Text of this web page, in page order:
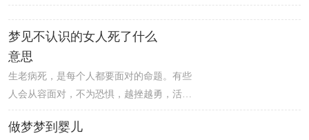
亲切的、熟悉的、温暖的感觉。梦见很久不
望找到心灵的归依。潜意识里，你渴望回到
你以前熟悉的地方或者老朋友之中去，然
而，你也知道这是不可能的。
梦见不认识的女人死了什么
意思
生老病死，是每个人都要面对的命题。有些
人会从容面对，不为恐惧，越挫越勇，活出
精彩灿烂的一生，而有的人一蹶不振，停滞
不前。据统计，地球上每秒就有1.8人死亡,其
做梦梦到婴儿